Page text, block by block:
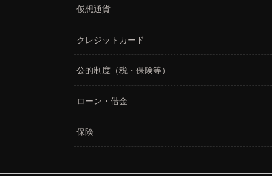
仮想通貨
クレジットカード
公的制度（税・保険等）
ローン・借金
保険